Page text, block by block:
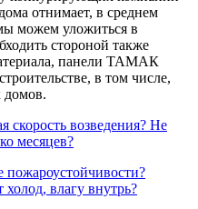
отнимает, в среднем
можем уложиться в
стороной также
панели ТАМАК
в том числе,
домов.
скорость возведения? Не
месяцев?
пожароустойчивости?
влагу внутрь?